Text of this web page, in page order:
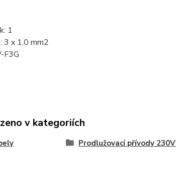
1
3 x 1,0 mm2
F3G
v kategoriích
Prodlužovací přívody 230V